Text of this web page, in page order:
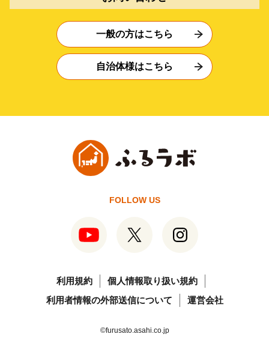
一般の方はこちら
自治体様はこちら
FOLLOW US
利用規約
個人情報取り扱い規約
利用者情報の外部送信について
運営会社
©furusato.asahi.co.jp